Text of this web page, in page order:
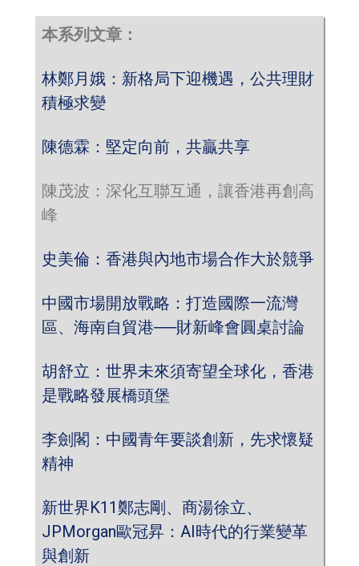
本系列文章：
林鄭月娥：新格局下迎機遇，公共理財
積極求變
陳德霖：堅定向前，共贏共享
陳茂波：深化互聯互通，讓香港再創高
峰
史美倫：香港與內地市場合作大於競爭
中國市場開放戰略：打造國際一流灣
區、海南自貿港──財新峰會圓桌討論
胡舒立：世界未來須寄望全球化，香港
是戰略發展橋頭堡
李劍閣：中國青年要談創新，先求懷疑
精神
新世界K11鄭志剛、商湯徐立、
JPMorgan歐冠昇：AI時代的行業變革
與創新